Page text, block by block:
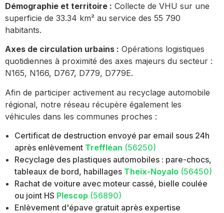
Démographie et territoire : Collecte de VHU sur une
superficie de 33.34 km² au service des 55 790
habitants.
Axes de circulation urbains : Opérations logistiques
quotidiennes à proximité des axes majeurs du secteur :
N165, N166, D767, D779, D779E.
Afin de participer activement au recyclage automobile
régional, notre réseau récupère également les
véhicules dans les communes proches :
Certificat de destruction envoyé par email sous 24h
après enlèvement Treffléan (56250)
Recyclage des plastiques automobiles : pare-chocs,
tableaux de bord, habillages Theix-Noyalo (56450)
Rachat de voiture avec moteur cassé, bielle coulée
ou joint HS Plescop (56890)
Enlèvement d'épave gratuit après expertise